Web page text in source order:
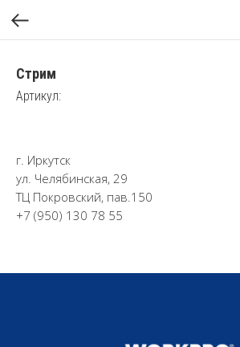
Стрим
Артикул:
г. Иркутск
ул. Челябинская, 29
ТЦ Покровский, пав.150
+7 (950) 130 78 55